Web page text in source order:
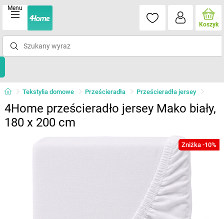
Menu
Koszyk
Tekstylia domowe Prześcieradła Prześcieradła jersey
4Home prześcieradło jersey Mako biały,
180 x 200 cm
Zniżka -10%